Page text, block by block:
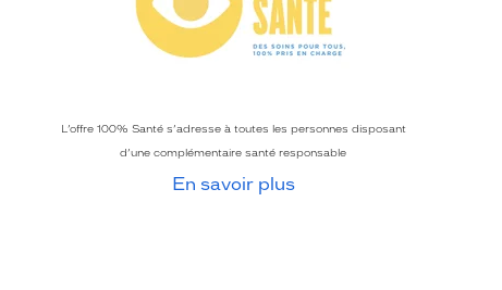
L’offre 100% Santé s’adresse à toutes les personnes disposant
d’une complémentaire santé responsable
En savoir plus